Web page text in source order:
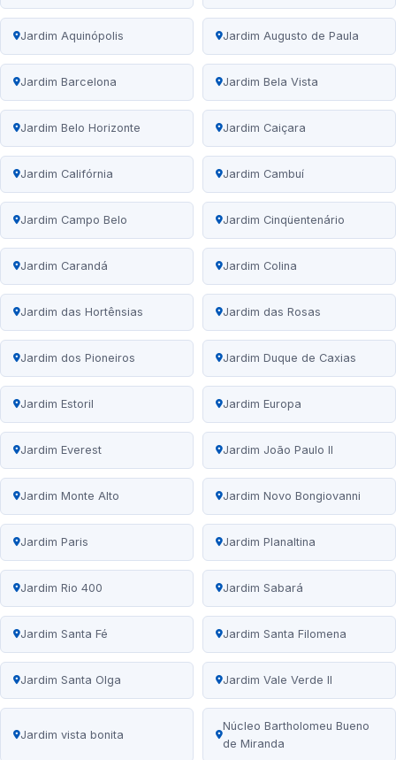
Jardim Aquinópolis Jardim Augusto de Paula
Jardim Barcelona Jardim Bela Vista
Jardim Belo Horizonte Jardim Caiçara
Jardim Califórnia Jardim Cambuí
Jardim Campo Belo Jardim Cinqüentenário
Jardim Carandá Jardim Colina
Jardim das Hortênsias Jardim das Rosas
Jardim dos Pioneiros Jardim Duque de Caxias
Jardim Estoril Jardim Europa
Jardim Everest Jardim João Paulo II
Jardim Monte Alto Jardim Novo Bongiovanni
Jardim Paris Jardim Planaltina
Jardim Rio 400 Jardim Sabará
Jardim Santa Fé Jardim Santa Filomena
Jardim Santa Olga Jardim Vale Verde II
Jardim vista bonita
Núcleo Bartholomeu Bueno
de Miranda